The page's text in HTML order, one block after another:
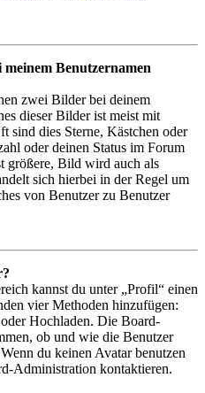
Benutzernamen
zwei Bilder bei deinem
dieser Bilder ist meist mit
sind dies Sterne, Kästchen oder
oder deinen Status im Forum
größere, Bild wird auch als
sich hierbei in der Regel um
von Benutzer zu Benutzer
kannst du unter „Profil“ einen
vier Methoden hinzufügen:
Hochladen. Die Board-
ob und wie die Benutzer
du keinen Avatar benutzen
Administration kontaktieren.